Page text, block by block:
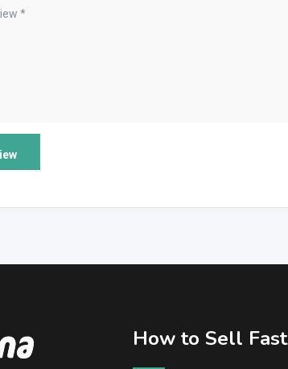
How to Sell Fast